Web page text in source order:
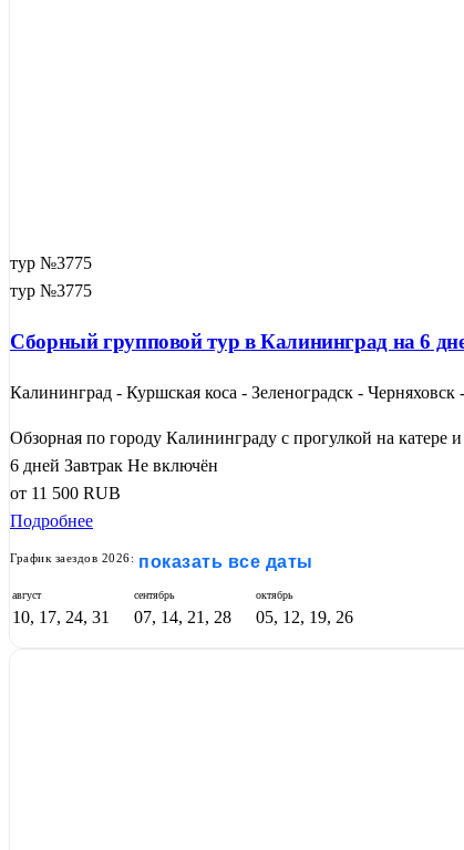
тур №3775
тур №3775
Сборный групповой тур в Калининград на 6
Калининград - Куршская коса - Зеленоградск -
Обзорная по городу Калининграду с прогулкой на катере
6 дней Завтрак Не включён
от 11 500 RUB
Подробнее
График заездов 2026: показать все даты
август
10, 17, 24, 31
сентябрь
07, 14, 21, 28
октябрь
05, 12, 19, 26